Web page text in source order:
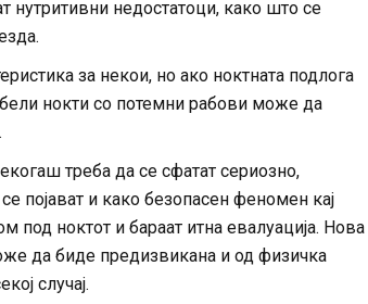
нутритивни недостатоци, како што се
за некои, но ако ноктната подлога
нокти со потемни рабови може да
треба да се сфатат сериозно,
појават и како безопасен феномен кај
под ноктот и бараат итна евалуација. Нова
да биде предизвикана и од физичка
случај.